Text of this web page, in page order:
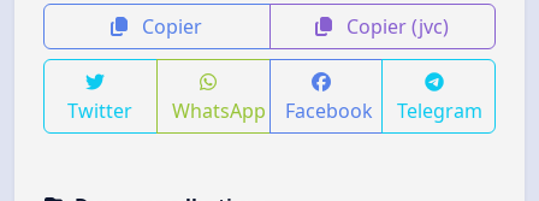
Copier Copier (jvc)
Twitter WhatsApp Facebook Telegram